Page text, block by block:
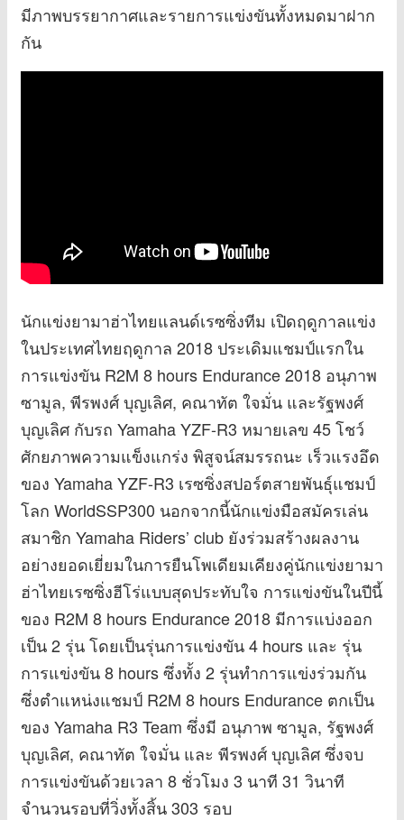
มีภาพบรรยากาศและรายการแข่งขันทั้งหมดมาฝาก
กัน
นักแข่งยามาฮ่าไทยแลนด์เรซซิ่งทีม เปิดฤดูกาลแข่ง
ในประเทศไทยฤดูกาล 2018 ประเดิมแชมป์แรกใน
การแข่งขัน R2M 8 hours Endurance 2018 อนุภาพ
ซามูล, พีรพงศ์ บุญเลิศ, คณาทัต ใจมั่น และรัฐพงศ์
บุญเลิศ กับรถ Yamaha YZF-R3 หมายเลข 45 โชว์
ศักยภาพความแข็งแกร่ง พิสูจน์สมรรถนะ เร็วแรงอึด
ของ Yamaha YZF-R3 เรซซิ่งสปอร์ตสายพันธุ์แชมป์
โลก WorldSSP300 นอกจากนี้นักแข่งมือสมัครเล่น
สมาชิก Yamaha Riders’ club ยังร่วมสร้างผลงาน
อย่างยอดเยี่ยมในการยืนโพเดียมเคียงคู่นักแข่งยามา
ฮ่าไทยเรซซิ่งฮีโร่แบบสุดประทับใจ การแข่งขันในปีนี้
ของ R2M 8 hours Endurance 2018 มีการแบ่งออก
เป็น 2 รุ่น โดยเป็นรุ่นการแข่งขัน 4 hours และ รุ่น
การแข่งขัน 8 hours ซึ่งทั้ง 2 รุ่นทำการแข่งร่วมกัน
ซึ่งตำแหน่งแชมป์ R2M 8 hours Endurance ตกเป็น
ของ Yamaha R3 Team ซึ่งมี อนุภาพ ซามูล, รัฐพงศ์
บุญเลิศ, คณาทัต ใจมั่น และ พีรพงศ์ บุญเลิศ ซึ่งจบ
การแข่งขันด้วยเวลา 8 ชั่วโมง 3 นาที 31 วินาที
จำนวนรอบที่วิ่งทั้งสิ้น 303 รอบ